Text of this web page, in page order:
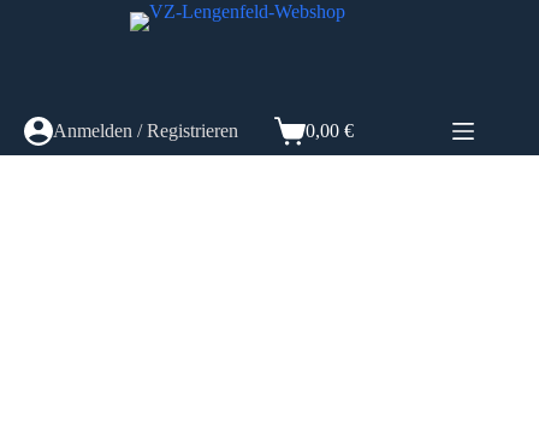
Anmelden / Registrieren 0,00 €